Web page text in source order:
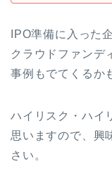
IPO準備に入った
クラウドファンデ
事例もでてくるか
ハイリスク・ハイ
思いますので、興
さい。